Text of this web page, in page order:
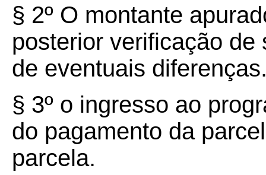
§ 2º O montante
posterior verificação
de eventuais
§ 3º o ingresso ao
do pagamento da
parcela.